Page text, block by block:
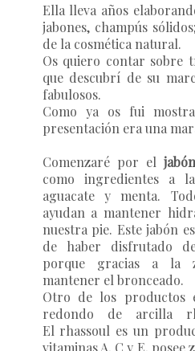
Ella lleva años
jabones, champús
de la cosmética natural.
Os quiero contar sobre
que descubrí de su
fabulosos.
Como ya os fui
presentación era una
Comenzaré por el
como ingredientes a
aguacate y menta.
ayudan a mantener
nuestra pie. Este jabón
de haber disfrutado
porque gracias a la
mantener el bronceado.
Otro de los productos
redondo de arcilla
El rhassoul es un
vitaminas A, C y E,